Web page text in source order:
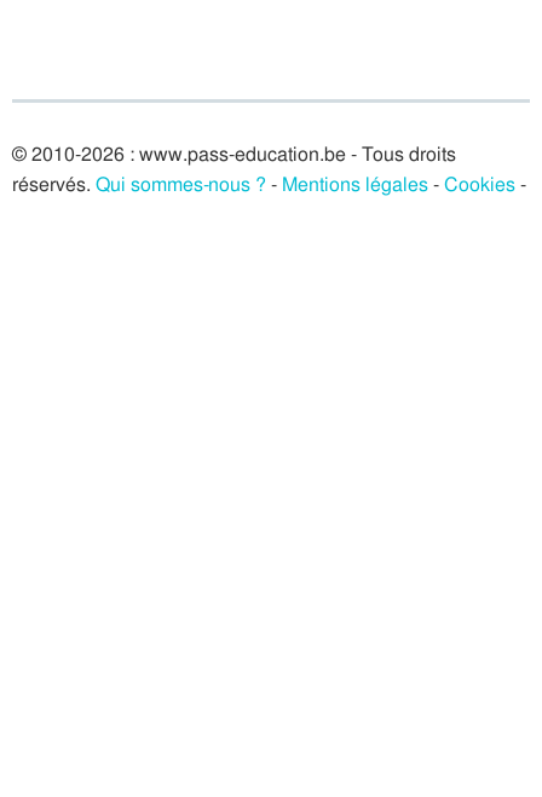
© 2010-2026 : www.pass-education.be - Tous droits
réservés. Qui sommes-nous ? - Mentions légales-Cookies-